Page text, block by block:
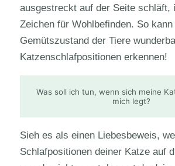
ausgestreckt auf der Seite schläft,
Zeichen für Wohlbefinden. So kann
Gemütszustand der Tiere
Katzenschlafpositionen erkennen!
Was soll ich tun, wenn sich meine
mich legt?
Sieh es als einen Liebesbeweis,
Schlafpositionen deiner Katze auf